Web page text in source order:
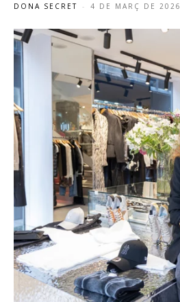
DONA SECRET - 4 DE MARÇ DE 2026